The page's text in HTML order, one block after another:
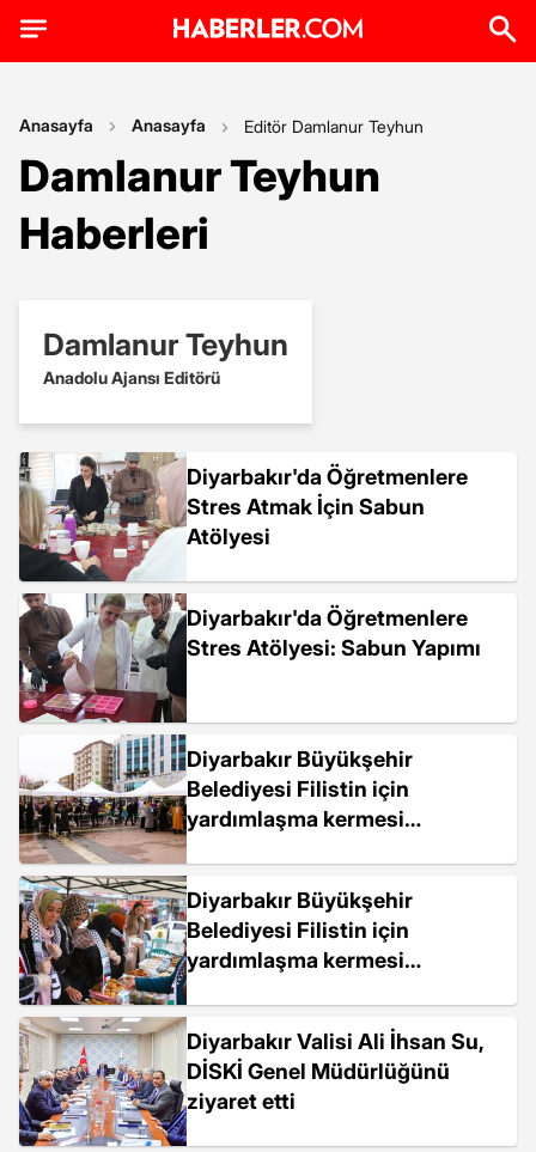
Anasayfa Anasayfa Editör Damlanur Teyhun
Damlanur Teyhun
Haberleri
Damlanur Teyhun
Anadolu Ajansı Editörü
Diyarbakır'da Öğretmenlere
Stres Atmak İçin Sabun
Atölyesi
Diyarbakır'da Öğretmenlere
Stres Atölyesi: Sabun Yapımı
Diyarbakır Büyükşehir
Belediyesi Filistin için
yardımlaşma kermesi
Diyarbakır Büyükşehir
Belediyesi Filistin için
yardımlaşma kermesi
Diyarbakır Valisi Ali İhsan Su,
DİSKİ Genel Müdürlüğünü
ziyaret etti